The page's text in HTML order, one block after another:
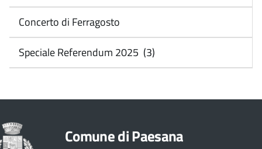
Concerto di Ferragosto
Speciale Referendum 2025 (3)
Comune di Paesana